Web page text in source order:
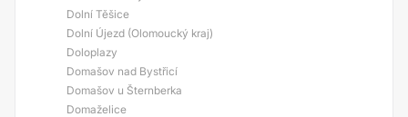
Dolní Těšice
Dolní Újezd (Olomoucký kraj)
Doloplazy
Domašov nad Bystřicí
Domašov u Šternberka
Domaželice